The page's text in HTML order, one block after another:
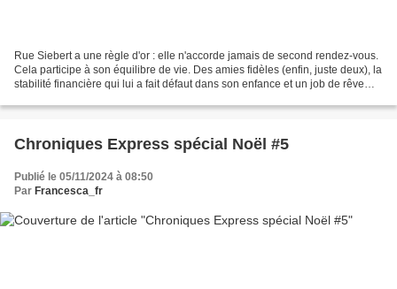
Rue Siebert a une règle d'or : elle n'accorde jamais de second rendez-vous.
Cela participe à son équilibre de vie. Des amies fidèles (enfin, juste deux), la
stabilité financière qui lui a fait défaut dans son enfance et un job de rêve
Chroniques Express spécial Noël #5
Publié le 05/11/2024 à 08:50
Par Francesca_fr